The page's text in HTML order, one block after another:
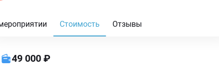
Стоимость Отзывы
49 000 ₽